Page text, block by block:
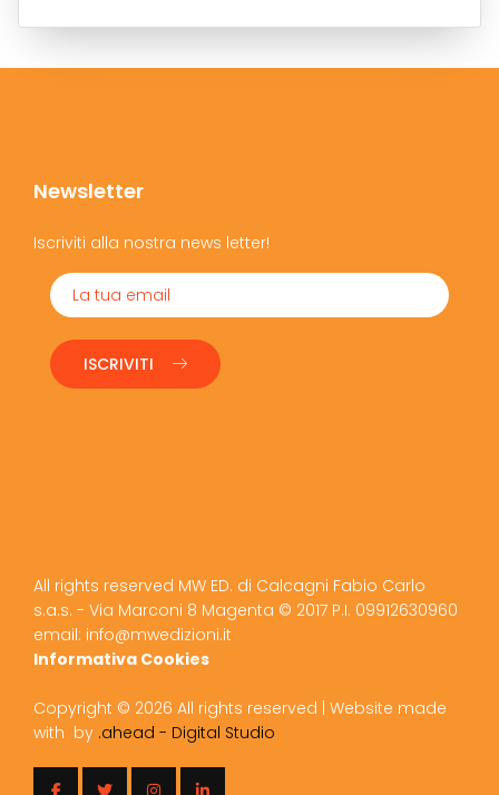
Newsletter
Iscriviti alla nostra news letter!
ISCRIVITI
All rights reserved MW ED. di Calcagni Fabio Carlo
s.a.s. - Via Marconi 8 Magenta © 2017 P.I. 09912630960
email: info@mwedizioni.it
Informativa Cookies
Copyright © 2026 All rights reserved | Website made
with by .ahead - Digital Studio